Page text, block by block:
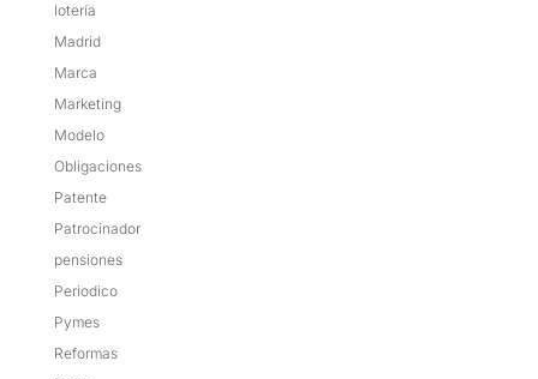
lotería
Madrid
Marca
Marketing
Modelo
Obligaciones
Patente
Patrocinador
pensiones
Periodico
Pymes
Reformas